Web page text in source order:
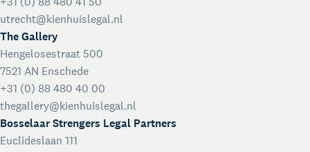
utrecht@kienhuislegal.nl
The Gallery
Hengelosestraat 500
7521 AN Enschede
+31 (0) 88 480 40 00
thegallery@kienhuislegal.nl
Bosselaar Strengers Legal Partners
Euclideslaan 111